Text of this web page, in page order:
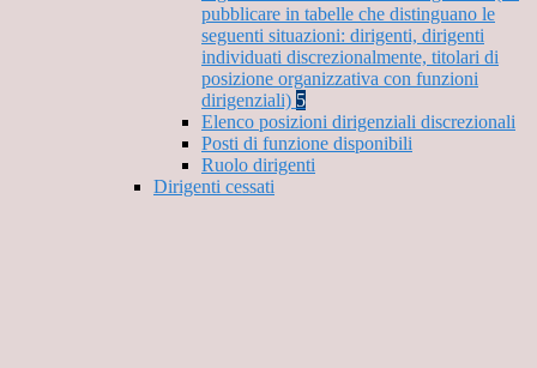
pubblicare in tabelle che distinguano le
seguenti situazioni: dirigenti, dirigenti
individuati discrezionalmente, titolari di
posizione organizzativa con funzioni
dirigenziali) 5
Elenco posizioni dirigenziali discrezionali
Posti di funzione disponibili
Ruolo dirigenti
Dirigenti cessati